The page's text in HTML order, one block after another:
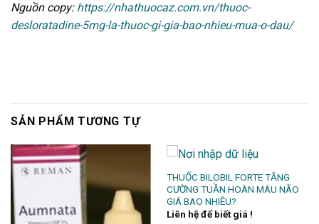
Nguồn copy: https://nhathuocaz.com.vn/thuoc-
desloratadine-5mg-la-thuoc-gi-gia-bao-nhieu-mua-o-dau/
SẢN PHẨM TƯƠNG TỰ
THUỐC BILOBIL FORTE TĂNG
CƯỜNG TUẦN HOÀN MÁU NÃO
GIÁ BAO NHIÊU?
Liên hệ để biết giá !